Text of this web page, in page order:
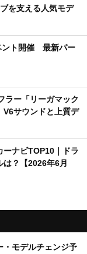
を支える人気モデ
ント開催 最新パー
ラー「リーガマック
サウンドと上質デ
ーナビTOP10｜ドラ
？【2026年6月
・モデルチェンジ予